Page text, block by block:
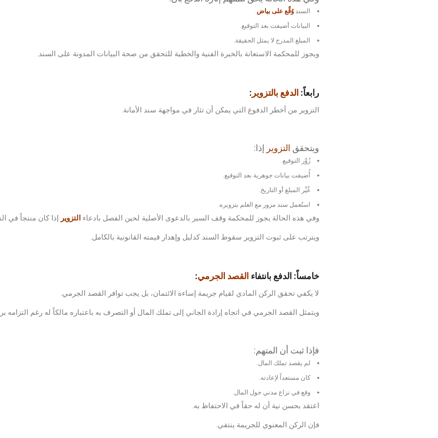
السند وُقِّع على بياض.
البيانات أضيفت بعد التوقيع.
المبلغ المدرج لا يمثل الحقيقة.
ويجوز للمحكمة الاستعانة بالخبرة الفنية والخطية للتحقق من صحة البيانات المدونة على السند.
رابعاً: الدفع بالتزوير :
التزوير من أخطر الدفوع التي يمكن أن تثار في مواجهة سند الأمانة.
ويتحقق التزوير إذا:
زُوِّر التوقيع.
أُضيفت بيانات جوهرية بعد التوقيع.
غُيِّر المبلغ أو التاريخ.
استُعمل سند مزور مع العلم بتزويره.
وفي هذه الحالة يجوز للمحكمة وقف السير بالدعوى الأصلية لحين الفصل بادعاء التزوير إذا كان منتجاً في
ويترتب على ثبوت التزوير سقوط السند كدليل وإهدار قيمته القانونية بالكامل.
خامساً: الدفع بانتفاء القصد الجرمي:
لا يكفي تحقق الركن المادي لقيام جريمة إساءة الائتمان، بل يجب توافر القصد الجرمي.
ويتمثل القصد الجرمي في اتجاه إرادة الجاني إلى تملك المال أو التصرف به باعتباره مالكاً له رغم
فإذا ثبت أن المتهم:
لم يقصد تملك المال.
كان مستعداً لإعادته.
وقع في نزاع مدني حول المال.
اعتقد بحسن نية أن له حقاً في الاحتفاظ به.
فإن الركن المعنوي للجريمة ينتفي.